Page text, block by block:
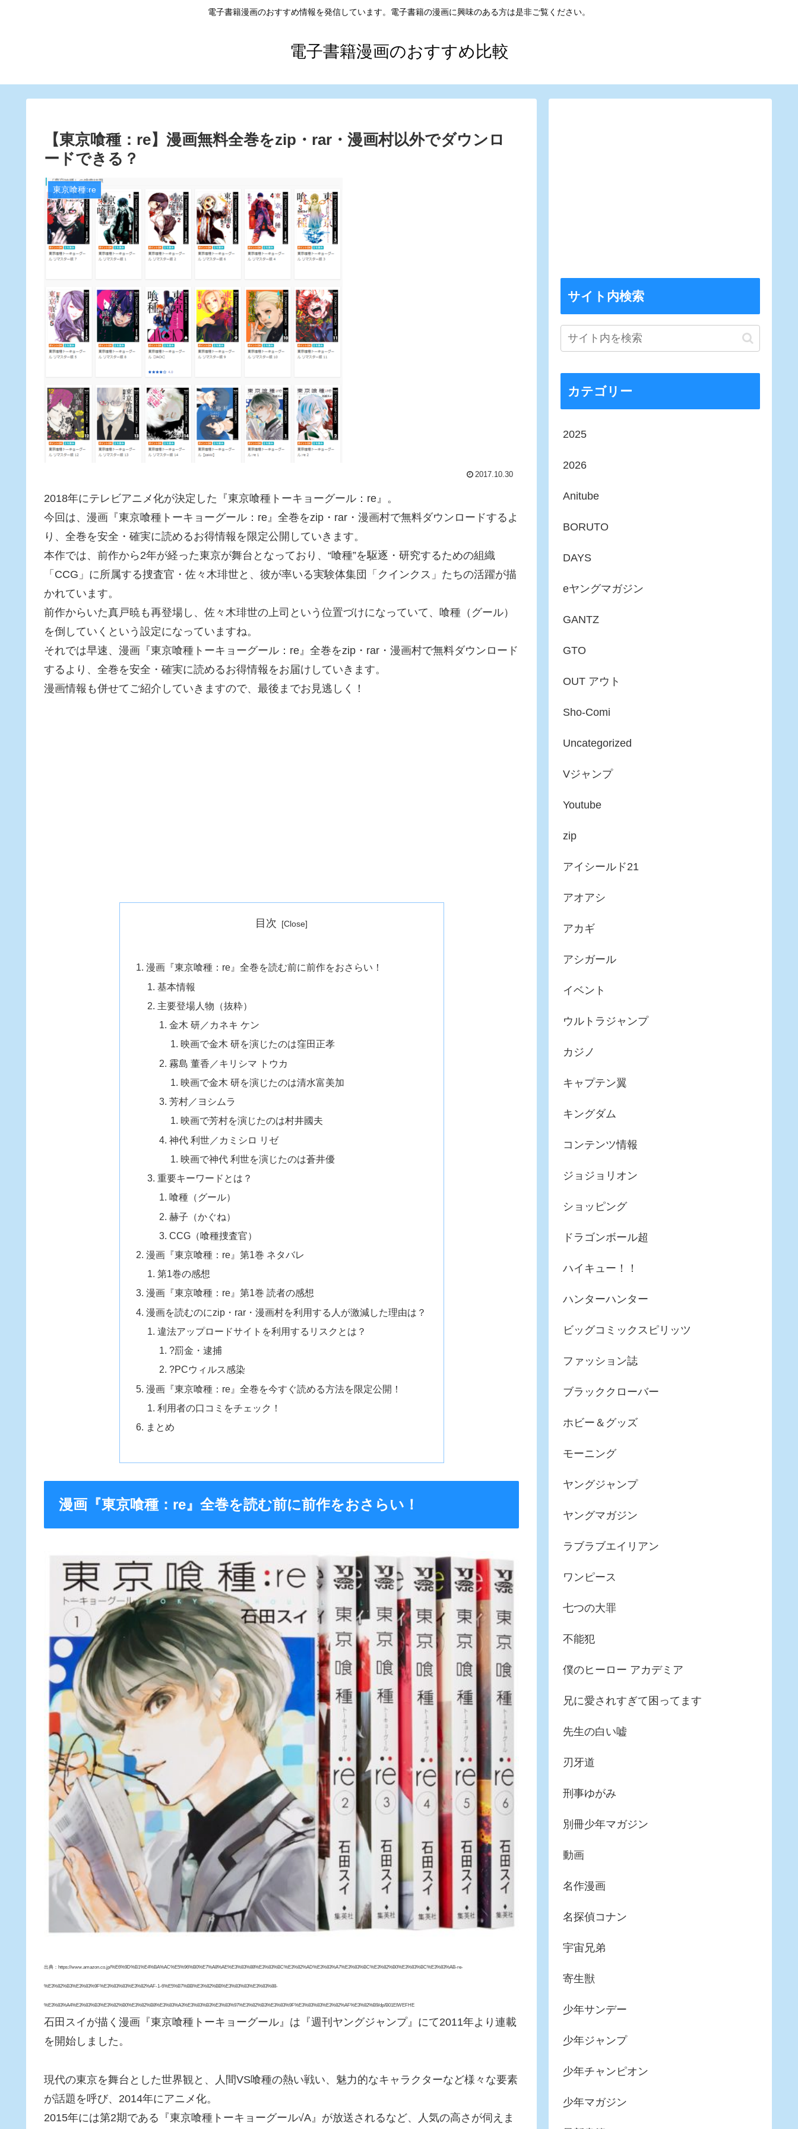
電子書籍漫画のおすすめ情報を発信しています。電子書籍の漫画に興味のある方は是非ご覧ください。
電子書籍漫画のおすすめ比較
【東京喰種：re】漫画無料全巻をzip・rar・漫画村以外でダウンロ
ードできる？
東京喰種:re
2017.10.30
2018年にテレビアニメ化が決定した『東京喰種トーキョーグール：re』。
今回は、漫画『東京喰種トーキョーグール：re』全巻をzip・rar・漫画村で無料ダウンロードするよ
り、全巻を安全・確実に読めるお得情報を限定公開していきます。
本作では、前作から2年が経った東京が舞台となっており、“喰種”を駆逐・研究するための組織
「CCG」に所属する捜査官・佐々木琲世と、彼が率いる実験体集団「クインクス」たちの活躍が描
かれています。
前作からいた真戸暁も再登場し、佐々木琲世の上司という位置づけになっていて、喰種（グール）
を倒していくという設定になっていますね。
それでは早速、漫画『東京喰種トーキョーグール：re』全巻をzip・rar・漫画村で無料ダウンロード
するより、全巻を安全・確実に読めるお得情報をお届けしていきます。
漫画情報も併せてご紹介していきますので、最後までお見逃しく！
目次
漫画『東京喰種：re』全巻を読む前に前作をおさらい！
基本情報
主要登場人物（抜粋）
金木 研／カネキ ケン
映画で金木 研を演じたのは窪田正孝
霧島 董香／キリシマ トウカ
映画で金木 研を演じたのは清水富美加
芳村／ヨシムラ
映画で芳村を演じたのは村井國夫
神代 利世／カミシロ リゼ
映画で神代 利世を演じたのは蒼井優
重要キーワードとは？
喰種（グール）
赫子（かぐね）
CCG（喰種捜査官）
漫画『東京喰種：re』第1巻 ネタバレ
第1巻の感想
漫画『東京喰種：re』第1巻 読者の感想
漫画を読むのにzip・rar・漫画村を利用する人が激減した理由は？
違法アップロードサイトを利用するリスクとは？
?罰金・逮捕
?PCウィルス感染
漫画『東京喰種：re』全巻を今すぐ読める方法を限定公開！
利用者の口コミをチェック！
まとめ
漫画『東京喰種：re』全巻を読む前に前作をおさらい！
出典：https://www.amazon.co.jp/%E6%9D%B1%E4%BA%AC%E5%96%B0%E7%A8%AE%E3%83%88%E3%83%BC%E3%82%AD%E3%83%A7%E3%83%BC%E3%82%B0%E3%83%BC%E3%83%AB-re-
%E3%82%B3%E3%83%9F%E3%83%83%E3%82%AF-1-6%E5%B7%BB%E3%82%BB%E3%83%83%E3%83%88-
%E3%83%A4%E3%83%B3%E3%82%B0%E3%82%B8%E3%83%A3%E3%83%B3%E3%83%97%E3%82%B3%E3%83%9F%E3%83%83%E3%82%AF%E3%82%B9/dp/B01EIWEFHE
石田スイが描く漫画『東京喰種トーキョーグール』は『週刊ヤングジャンプ』にて2011年より連載
を開始しました。
現代の東京を舞台とした世界観と、人間VS喰種の熱い戦い、魅力的なキャラクターなど様々な要素
が話題を呼び、2014年にアニメ化。
2015年には第2期である『東京喰種トーキョーグール√A』が放送されるなど、人気の高さが伺えま
サイト内検索
カテゴリー
2025
2026
Anitube
BORUTO
DAYS
eヤングマガジン
GANTZ
GTO
OUT アウト
Sho-Comi
Uncategorized
Vジャンプ
Youtube
zip
アイシールド21
アオアシ
アカギ
アシガール
イベント
ウルトラジャンプ
カジノ
キャプテン翼
キングダム
コンテンツ情報
ジョジョリオン
ショッピング
ドラゴンボール超
ハイキュー！！
ハンターハンター
ビッグコミックスピリッツ
ファッション誌
ブラッククローバー
ホビー＆グッズ
モーニング
ヤングジャンプ
ヤングマガジン
ラブラブエイリアン
ワンピース
七つの大罪
不能犯
僕のヒーロー アカデミア
兄に愛されすぎて困ってます
先生の白い嘘
刃牙道
刑事ゆがみ
別冊少年マガジン
動画
名作漫画
名探偵コナン
宇宙兄弟
寄生獣
少年サンデー
少年ジャンプ
少年チャンピオン
少年マガジン